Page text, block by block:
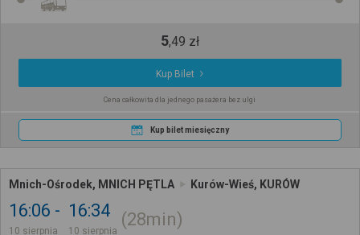
5,49 zł
Kup Bilet
Cena całkowita dla jednego pasażera bez ulgi
Kup bilet miesięczny
Mnich-Ośrodek, MNICH PĘTLA Kurów-Wieś, KURÓW
16:06
10 sierpnia
16:34
10 sierpnia
28min